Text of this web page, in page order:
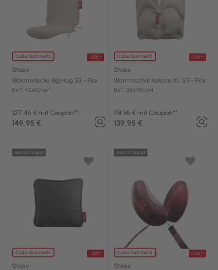
Code: Summer15 -15%**
Stoov
Wärmedecke Big Hug S3 - Flex
BxT: 40x110 cm
127,46 € mit Coupon**
149,95 €
Code: Summer15 -15%**
Stoov
Wärmeschal Kokoon XL S3 - Flex
BxT: 35x190 cm
118,96 € mit Coupon**
139,95 €
Code: Summer15 -15%**
noch 2 Tag(e)
Stoov
Code: Summer15 -15%**
noch 2 Tag(e)
Stoov